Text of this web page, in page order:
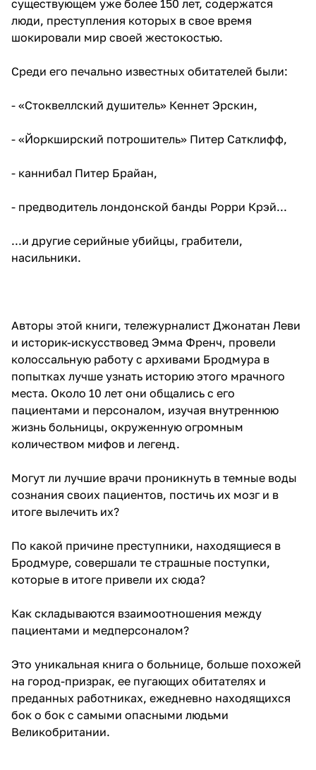
существующем уже более 150 лет, содержатся
люди, преступления которых в свое время
шокировали мир своей жестокостью.
Среди его печально известных обитателей были:
- «Стоквеллский душитель» Кеннет Эрскин,
- «Йоркширский потрошитель» Питер Сатклифф,
- каннибал Питер Брайан,
- предводитель лондонской банды Рорри Крэй...
...и другие серийные убийцы, грабители,
насильники.
Авторы этой книги, тележурналист Джонатан Леви
и историк-искусствовед Эмма Френч, провели
колоссальную работу с архивами Бродмура в
попытках лучше узнать историю этого мрачного
места. Около 10 лет они общались с его
пациентами и персоналом, изучая внутреннюю
жизнь больницы, окруженную огромным
количеством мифов и легенд.
Могут ли лучшие врачи проникнуть в темные воды
сознания своих пациентов, постичь их мозг и в
итоге вылечить их?
По какой причине преступники, находящиеся в
Бродмуре, совершали те страшные поступки,
которые в итоге привели их сюда?
Как складываются взаимоотношения между
пациентами и медперсоналом?
Это уникальная книга о больнице, больше похожей
на город-призрак, ее пугающих обитателях и
преданных работниках, ежедневно находящихся
бок о бок с самыми опасными людьми
Великобритании.